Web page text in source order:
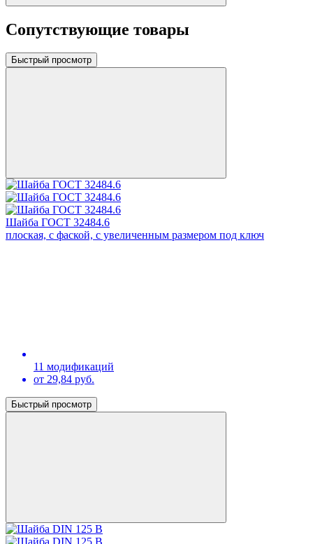
Сопутствующие товары
Быстрый просмотр
Шайба ГОСТ 32484.6
плоская, с фаской, с увеличенным размером под ключ
11 модификаций
от 29,84 руб.
Быстрый просмотр